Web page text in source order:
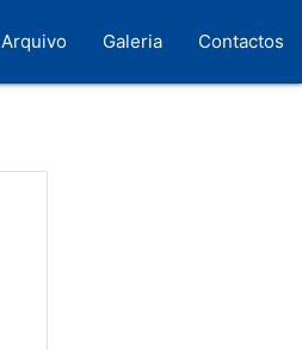
Arquivo Galeria Contactos